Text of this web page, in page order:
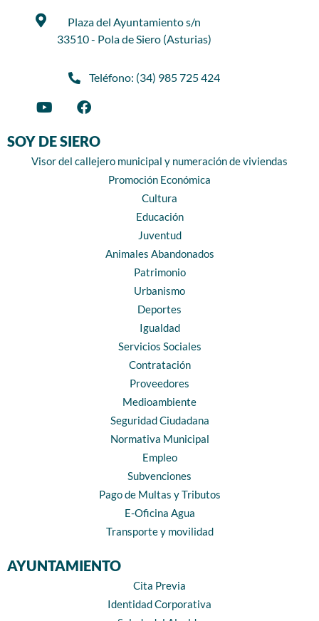
Plaza del Ayuntamiento s/n
33510 - Pola de Siero (Asturias)
Teléfono: (34) 985 725 424
SOY DE SIERO
Visor del callejero municipal y numeración de viviendas
Promoción Económica
Cultura
Educación
Juventud
Animales Abandonados
Patrimonio
Urbanismo
Deportes
Igualdad
Servicios Sociales
Contratación
Proveedores
Medioambiente
Seguridad Ciudadana
Normativa Municipal
Empleo
Subvenciones
Pago de Multas y Tributos
E-Oficina Agua
Transporte y movilidad
AYUNTAMIENTO
Cita Previa
Identidad Corporativa